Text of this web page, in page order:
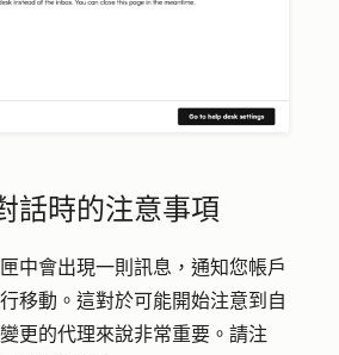
話時的注意事項
中會出現一則訊息，通知您帳戶
移動。這對於可能開始注意到自
更的代理來說非常重要。請注